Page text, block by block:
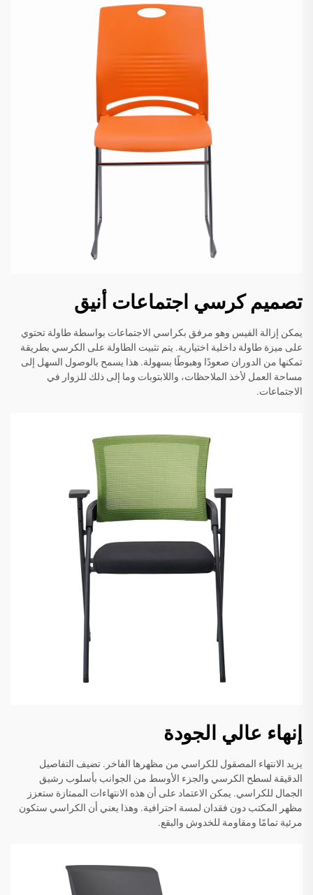
تصميم كرسي اجتماعات أنيق
يمكن إزالة الفيس وهو مرفق بكراسي الاجتماعات بواسطة طاولة تحتوي
على ميزة طاولة داخلية اختيارية. يتم تثبيت الطاولة على الكرسي بطريقة
تمكنها من الدوران صعودًا وهبوطًا بسهولة. هذا يسمح بالوصول السهل إلى
مساحة العمل لأخذ الملاحظات، واللابتوبات وما إلى ذلك للزوار في
الاجتماعات.
إنهاء عالي الجودة
يزيد الانتهاء المصقول للكراسي من مظهرها الفاخر. تضيف التفاصيل
الدقيقة لسطح الكرسي والجزء الأوسط من الجوانب بأسلوب رشيق
الجمال للكراسي. يمكن الاعتماد على أن هذه الانتهاءات الممتازة ستعزز
مظهر المكتب دون فقدان لمسة احترافية. وهذا يعني أن الكراسي ستكون
مرئية تمامًا ومقاومة للخدوش والبقع.